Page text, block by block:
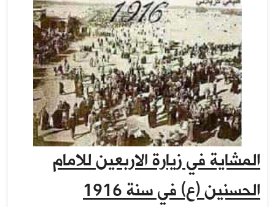
المشاية في زيارة الاربعين للامام
الحسنين (ع) في سنة 1916